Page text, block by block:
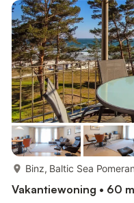
Onze bedden zijn 1x 1,40
is uitschuifbaar. De
gehuurd worden. In het
Binz, Baltic Sea
Vakantiewoning • 60